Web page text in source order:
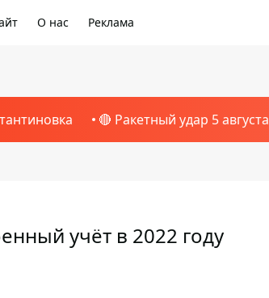
О нас Реклама
🔴 Ракетный удар 5 августа
учёт в 2022 году